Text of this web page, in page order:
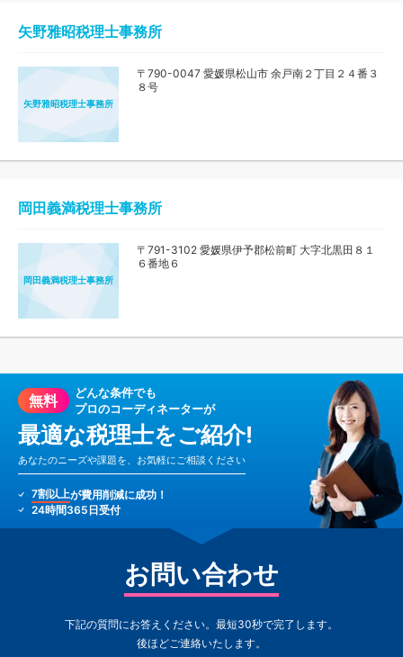
矢野雅昭税理士事務所
矢野雅昭税理士事務所
〒790-0047 愛媛県松山市 余戸南２丁目２４番３
８号
岡田義満税理士事務所
岡田義満税理士事務所
〒791-3102 愛媛県伊予郡松前町 大字北黒田８１
６番地６
無料
どんな条件でも
プロのコーディネーターが
最適な税理士をご紹介!
あなたのニーズや課題を、お気軽にご相談ください
7割以上が費用削減に成功！
24時間365日受付
お問い合わせ
下記の質問にお答えください。最短30秒で完了します。
後ほどご連絡いたします。